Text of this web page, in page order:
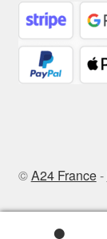
©A24 France-